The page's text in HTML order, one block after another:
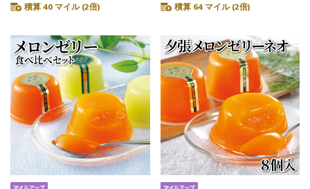
積算 40 マイル (2倍) 積算 64 マイル (2倍)